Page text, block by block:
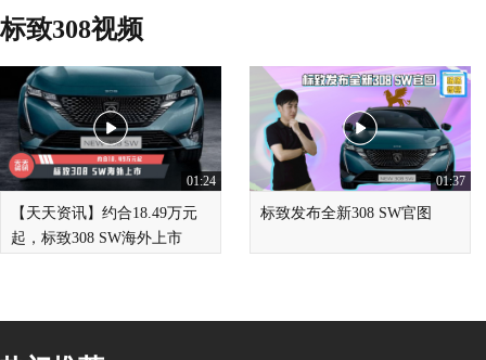
标致308视频
01:24
【天天资讯】约合18.49万元
起，标致308 SW海外上市
01:37
标致发布全新308 SW官图